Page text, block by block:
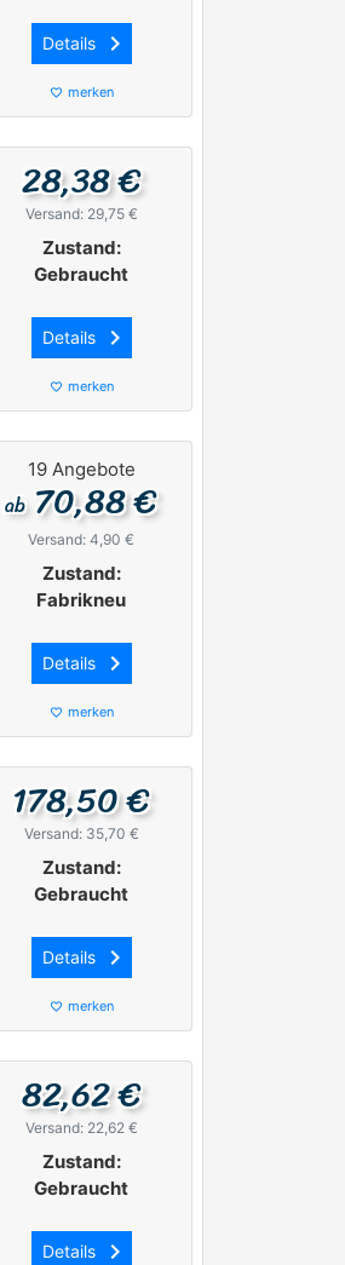
Details keyboard_arrow_right
favorite_border merken
28,38 €
Versand: 29,75 €
Zustand:
Gebraucht
Details keyboard_arrow_right
favorite_border merken
19 Angebote
ab70,88 €
Versand: 4,90 €
Zustand:
Fabrikneu
Details keyboard_arrow_right
favorite_border merken
178,50 €
Versand: 35,70 €
Zustand:
Gebraucht
Details keyboard_arrow_right
favorite_border merken
82,62 €
Versand: 22,62 €
Zustand:
Gebraucht
Details keyboard_arrow_right